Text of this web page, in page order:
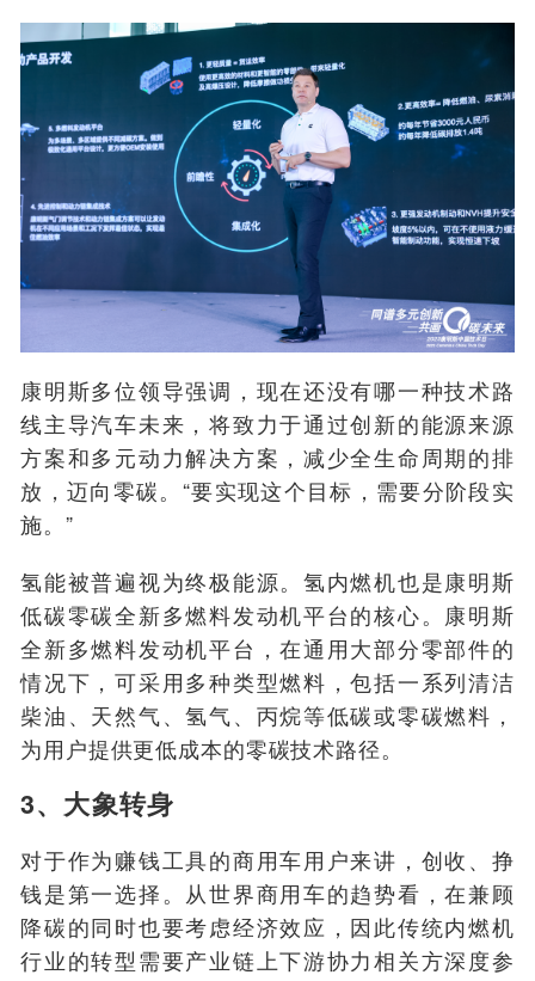
康明斯多位领导强调，现在还没有哪一种技术路
线主导汽车未来，将致力于通过创新的能源来源
方案和多元动力解决方案，减少全生命周期的排
放，迈向零碳。“要实现这个目标，需要分阶段实
施。”
氢能被普遍视为终极能源。氢内燃机也是康明斯
低碳零碳全新多燃料发动机平台的核心。康明斯
全新多燃料发动机平台，在通用大部分零部件的
情况下，可采用多种类型燃料，包括一系列清洁
柴油、天然气、氢气、丙烷等低碳或零碳燃料，
为用户提供更低成本的零碳技术路径。
3、大象转身
对于作为赚钱工具的商用车用户来讲，创收、挣
钱是第一选择。从世界商用车的趋势看，在兼顾
降碳的同时也要考虑经济效应，因此传统内燃机
行业的转型需要产业链上下游协力相关方深度参